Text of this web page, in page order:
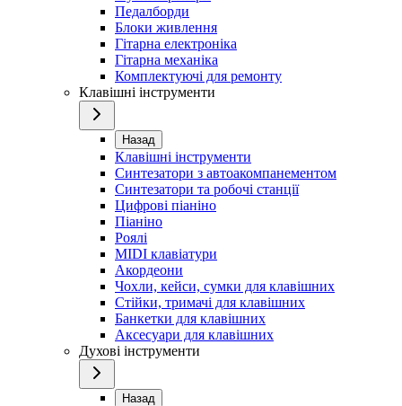
Педалборди
Блоки живлення
Гітарна електроніка
Гітарна механіка
Комплектуючі для ремонту
Клавішні інструменти
Назад
Клавішні інструменти
Синтезатори з автоакомпанементом
Синтезатори та робочі станції
Цифрові піаніно
Піаніно
Роялі
MIDI клавіатури
Акордеони
Чохли, кейси, сумки для клавішних
Стійки, тримачі для клавішних
Банкетки для клавішних
Аксесуари для клавішних
Духові інструменти
Назад